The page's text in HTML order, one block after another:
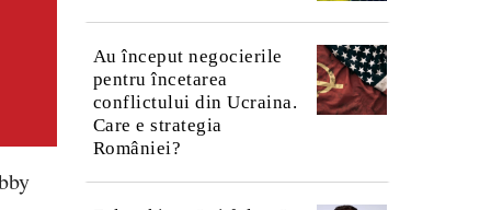
Au început negocierile
pentru încetarea
conflictului din Ucraina.
Care e strategia
României?